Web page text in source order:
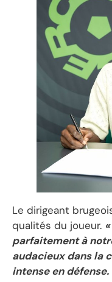
Le dirigeant
qualités du joueur.
parfaitement à
audacieux dans la
intense en